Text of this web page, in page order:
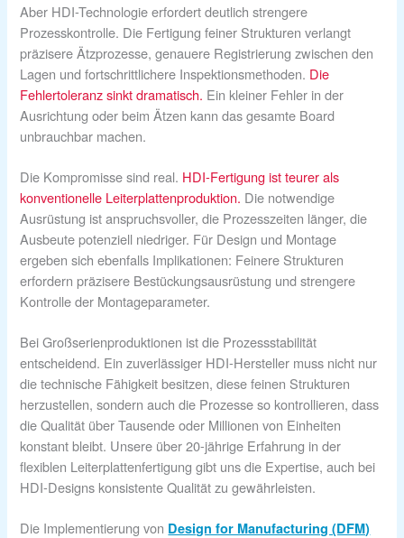
Aber HDI-Technologie erfordert deutlich strengere
Prozesskontrolle. Die Fertigung feiner Strukturen verlangt
präzisere Ätzprozesse, genauere Registrierung zwischen den
Lagen und fortschrittlichere Inspektionsmethoden. Die
Fehlertoleranz sinkt dramatisch. Ein kleiner Fehler in der
Ausrichtung oder beim Ätzen kann das gesamte Board
unbrauchbar machen.
Die Kompromisse sind real. HDI-Fertigung ist teurer als
konventionelle Leiterplattenproduktion. Die notwendige
Ausrüstung ist anspruchsvoller, die Prozesszeiten länger, die
Ausbeute potenziell niedriger. Für Design und Montage
ergeben sich ebenfalls Implikationen: Feinere Strukturen
erfordern präzisere Bestückungsausrüstung und strengere
Kontrolle der Montageparameter.
Bei Großserienproduktionen ist die Prozessstabilität
entscheidend. Ein zuverlässiger HDI-Hersteller muss nicht nur
die technische Fähigkeit besitzen, diese feinen Strukturen
herzustellen, sondern auch die Prozesse so kontrollieren, dass
die Qualität über Tausende oder Millionen von Einheiten
konstant bleibt. Unsere über 20-jährige Erfahrung in der
flexiblen Leiterplattenfertigung gibt uns die Expertise, auch bei
HDI-Designs konsistente Qualität zu gewährleisten.
Die Implementierung von Design for Manufacturing (DFM)